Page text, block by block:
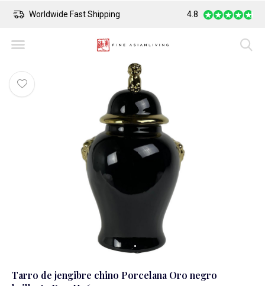
Worldwide Fast Shipping Safe Payment
4.8
Tarro de jengibre chino Porcelana Oro negro